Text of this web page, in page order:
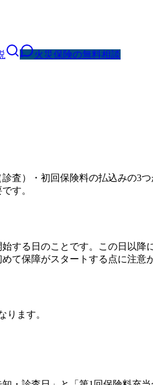
火災保険の無料相談
査）・初回保険料の払込みの3
す。
る日のことです。この日以降
て保障がスタートする点に注意
ります。